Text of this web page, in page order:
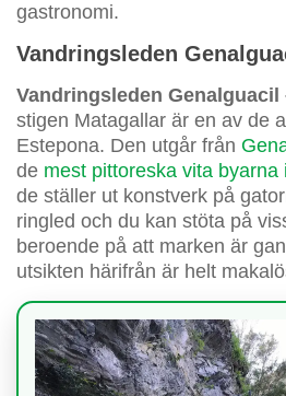
gastronomi.
Vandringsleden
Vandringsleden Genalguacil
stigen Matagallar är en av de
Estepona. Den utgår från
de mest pittoreska vita byarna
de ställer ut konstverk på
ringled och du kan stöta på
beroende på att marken är
utsikten härifrån är helt